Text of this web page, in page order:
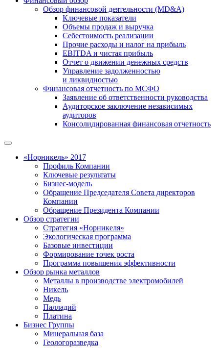
Обзор финансовой деятельности (MD&A)
Ключевые показатели
Объемы продаж и выручка
Себестоимость реализации
Прочие расходы и налог на прибыль
EBITDA и чистая прибыль
Отчет о движении денежных средств
Управление задолженностью
и ликвидностью
Финансовая отчетность по МСФО
Заявление об ответственности руководства
Аудиторское заключение независимых
аудиторов
Консолидированная финансовая отчетность
«Норникель» 2017
Профиль Компании
Ключевые результаты
Бизнес-модель
Обращение Председателя Совета директоров
Компании
Обращение Президента Компании
Обзор стратегии
Стратегия «Норникеля»
Экологическая программа
Базовые инвестиции
Формирование точек роста
Программа повышения эффективности
Обзор рынка металлов
Металлы в производстве электромобилей
Никель
Медь
Палладий
Платина
Бизнес Группы
Минеральная база
Геологоразведка